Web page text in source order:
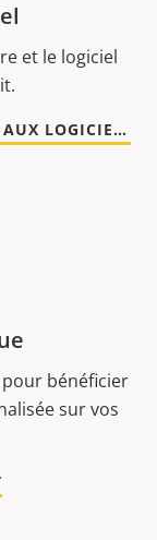
et le logiciel
ACCÉDER À LA DOCUMENTATION ET AUX LOGICIELS
bénéficier
sur vos